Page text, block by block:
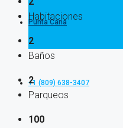
Punta Cana
+1 (809) 638-3407
Habitaciones
2
Baños
2
Parqueos
100